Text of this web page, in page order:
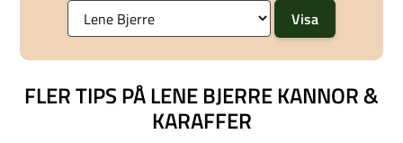
FLER TIPS PÅ LENE BJERRE KANNOR &
KARAFFER